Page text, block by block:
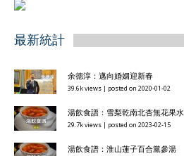
最新統計
余德淳：邁向婚姻迎新春
39.6k views | posted on 2020-01-02
湯飲食譜：雪梨乾南北杏無花果水
29.7k views | posted on 2023-02-15
湯飲食譜：淮山蓮子百合黨參湯